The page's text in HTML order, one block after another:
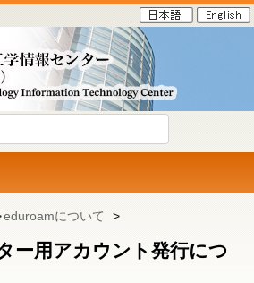
eduroamについて >
ー用アカウント発行につ